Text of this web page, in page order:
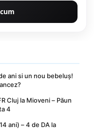
ani si un nou bebeluș!
Cluj la Mioveni – Păun
4
ani) – 4 de DA la